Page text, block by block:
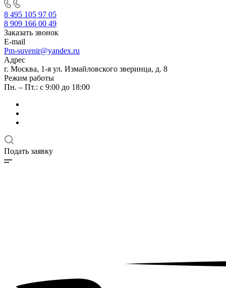
8 495 105 97 05
8 909 166 00 49
Заказать звонок
E-mail
Pm-suvenir@yandex.ru
Адрес
г. Москва, 1-я ул. Измайловского зверинца, д. 8
Режим работы
Пн. – Пт.: с 9:00 до 18:00
Подать заявку